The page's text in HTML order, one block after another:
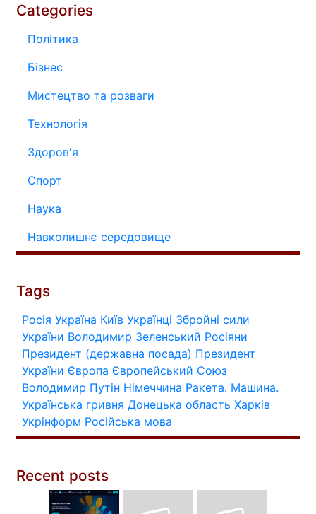
Categories
Політика
Бізнес
Мистецтво та розваги
Технологія
Здоров'я
Спорт
Наука
Навколишнє середовище
Tags
Росія Україна Київ Українці Збройні сили
України Володимир Зеленський Росіяни
Президент (державна посада) Президент
України Європа Європейський Союз
Володимир Путін Німеччина Ракета. Машина.
Українська гривня Донецька область Харків
Укрінформ Російська мова
Recent posts